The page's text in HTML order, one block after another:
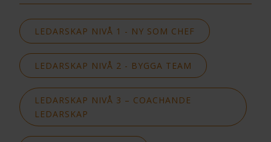
LEDARSKAP NIVÅ 1 - NY SOM CHEF
LEDARSKAP NIVÅ 2 - BYGGA TEAM
LEDARSKAP NIVÅ 3 – COACHANDE
LEDARSKAP